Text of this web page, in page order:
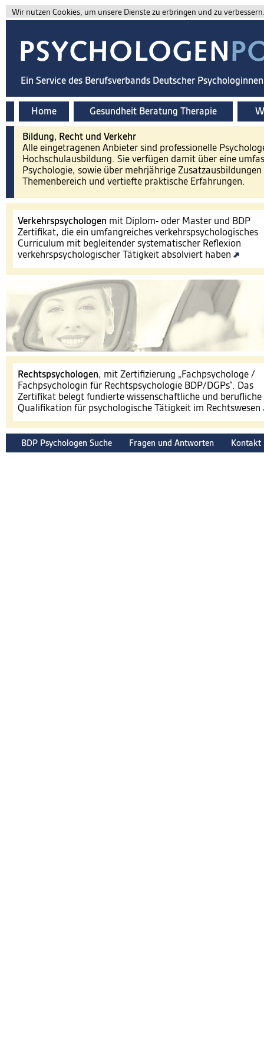
Wir nutzen Cookies, um unsere Dienste zu erbringen und zu
Ein Service des Berufsverbands Deutscher
Home Gesundheit Beratung Therapie
Bildung, Recht und Verkehr
Alle eingetragenen Anbieter sind professionelle
Hochschulausbildung. Sie verfügen damit über eine
Psychologie, sowie über mehrjährige
Themenbereich und vertiefte praktische Erfahrungen.
Verkehrspsychologen mit Diplom- oder Master und BDP
Zertifikat, die ein umfangreiches verkehrspsychologisches
Curriculum mit begleitender systematischer Reflexion
verkehrspsychologischer Tätigkeit absolviert haben
​Rechtspsychologen, mit Zertifizierung „Fachpsychologe /
Fachpsychologin für Rechtspsychologie BDP/DGPs“. Das
Zertifikat belegt fundierte wissenschaftliche und berufliche
Qualifikation für psychologische Tätigkeit im Rechtswesen
BDP Psychologen Suche Fragen und Antworten Kontakt